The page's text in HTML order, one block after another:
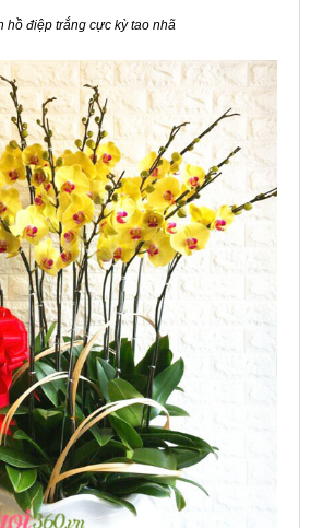
hồ điệp trắng cực kỳ tao nhã